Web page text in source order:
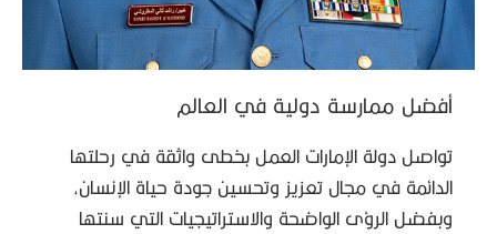
أفضل ممارسة دولية في العالم
تواصل دولة الإمارات العمل بخطى واثقة في رحلتها
الدائمة في مجال تعزيز وتحسين جودة حياة الإنسان،
وبفضل الرؤى الواضحة والاستراتيجيات التي سنتها